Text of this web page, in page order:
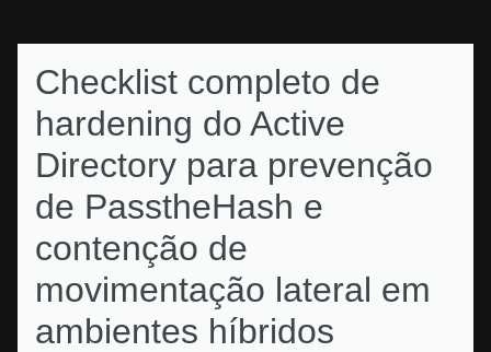
Checklist completo de
hardening do Active
Directory para prevenção
de PasstheHash e
contenção de
movimentação lateral em
ambientes híbridos